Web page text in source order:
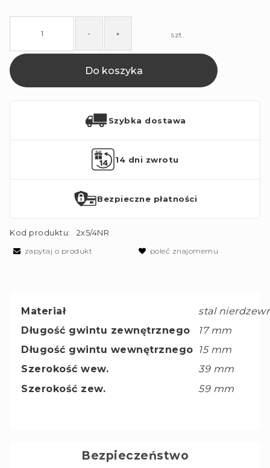
- + szt.
Do koszyka
Szybka dostawa
14 dni zwrotu
Bezpieczne płatności
Kod produktu: 2x5/4NR
zapytaj o produkt poleć znajomemu
Materiał
stal
Długość gwintu zewnętrznego
17 mm
Długość gwintu wewnętrznego 15 mm
Szerokość wew.
39 mm
Szerokość zew.
59 mm
Bezpieczeństwo